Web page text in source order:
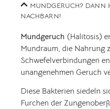
MUNDGERUCH? DANN
NACHBARN!
Mundgeruch (Halitosis)
Mundraum, die Nahrung
Schwefelverbindungen
unangenehmen Geruch
Diese Bakterien siedeln
Furchen der